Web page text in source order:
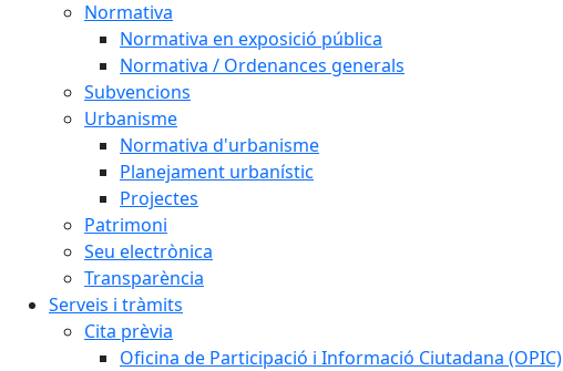
Normativa
Normativa en exposició pública
Normativa / Ordenances generals
Subvencions
Urbanisme
Normativa d'urbanisme
Planejament urbanístic
Projectes
Patrimoni
Seu electrònica
Transparència
Serveis i tràmits
Cita prèvia
Oficina de Participació i Informació Ciutadana (OPIC)